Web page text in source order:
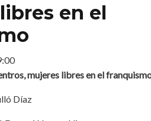
en el
mujeres libres en el
Díaz